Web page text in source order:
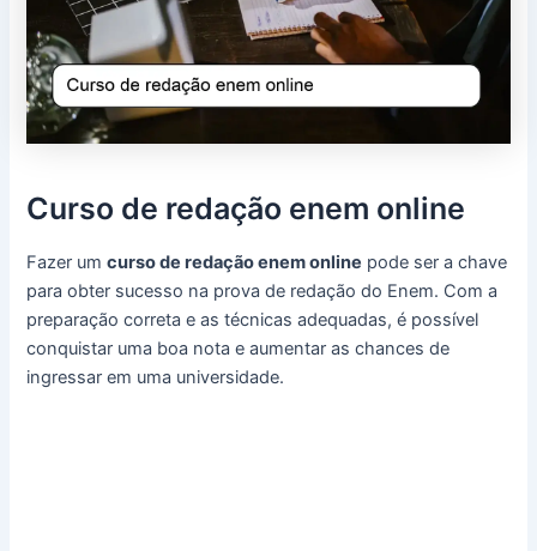
Curso de redação enem online
Fazer umcurso de redação enem online pode ser a chave
para obter sucesso na prova de redação do Enem. Com a
preparação correta e as técnicas adequadas, é possível
conquistar uma boa nota e aumentar as chances de
ingressar em uma universidade.